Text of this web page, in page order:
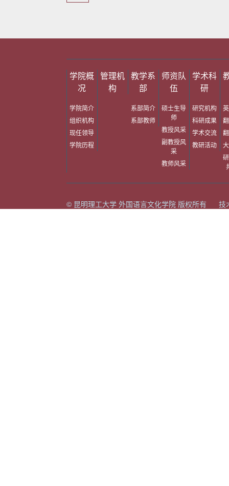
学院概
况
学院简介
组织机构
现任领导
学院历程
管理机
构
教学系
部
系部简介
系部教师
师资队
伍
硕士生导
师
教授风采
副教授风
采
教师风采
学术科
研
研究机构
科研成果
学术交流
教研活动
© 昆明理工大学 外国语言文化学院 版权所有 技